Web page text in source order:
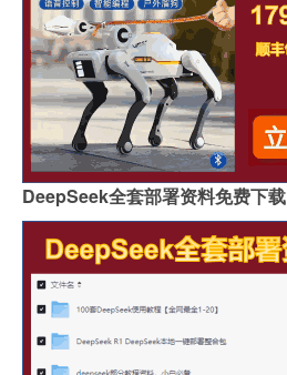
DeepSeek全套部署资料免费下载